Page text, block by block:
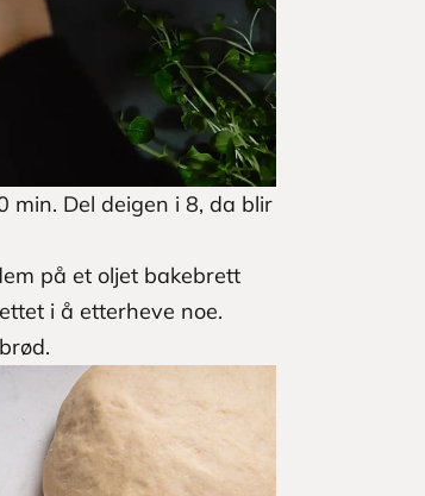
min. Del deigen i 8, da blir
på et oljet bakebrett
i å etterheve noe.